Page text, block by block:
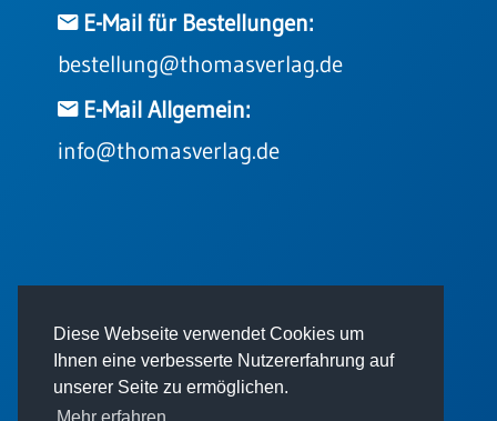
Diese Webseite verwendet Cookies um
Ihnen eine verbesserte Nutzererfahrung auf
unserer Seite zu ermöglichen.
E-Mail für Bestellungen:
bestellung@thomasverlag.de
E-Mail Allgemein:
info@thomasverlag.de